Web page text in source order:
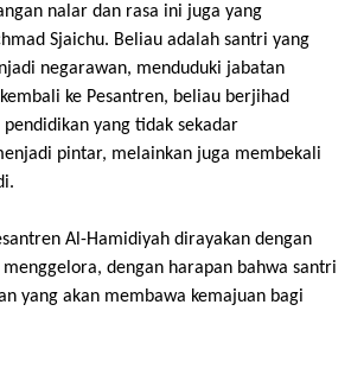
nalar dan rasa ini juga yang
Sjaichu. Beliau adalah santri yang
negarawan, menduduki jabatan
ke Pesantren, beliau berjihad
yang tidak sekadar
pintar, melainkan juga membekali
Al-Hamidiyah dirayakan dengan
dengan harapan bahwa santri
yang akan membawa kemajuan bagi